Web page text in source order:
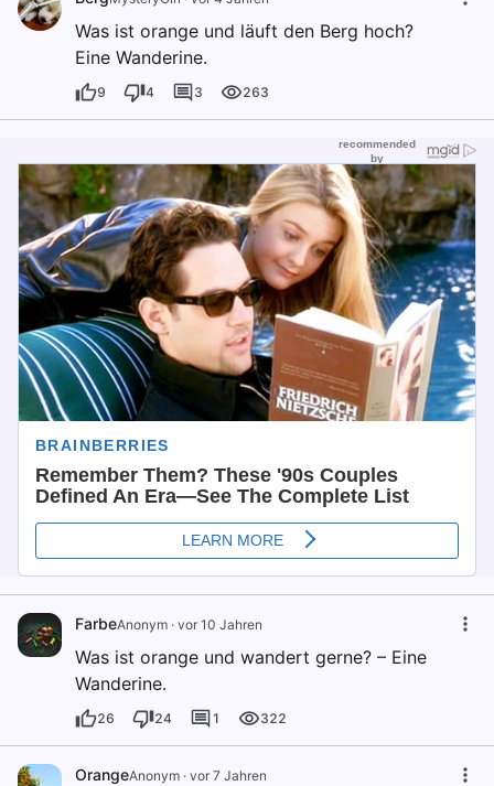
Was ist orange und läuft den Berg hoch?
Eine Wanderine.
9 4 3 263
FarbeAnonym · vor 10 Jahren
Was ist orange und wandert gerne? – Eine
Wanderine.
26 24 1 322
OrangeAnonym · vor 7 Jahren